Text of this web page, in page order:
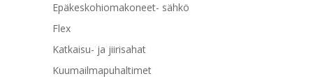
Epäkeskohiomakoneet- sähkö
Flex
Katkaisu- ja jiirisahat
Kuumailmapuhaltimet